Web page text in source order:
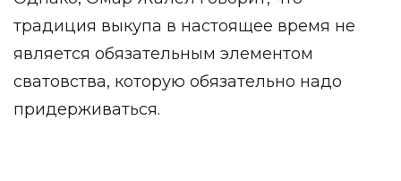
традиция выкупа в настоящее время не
является обязательным элементом
сватовства, которую обязательно надо
придерживаться.